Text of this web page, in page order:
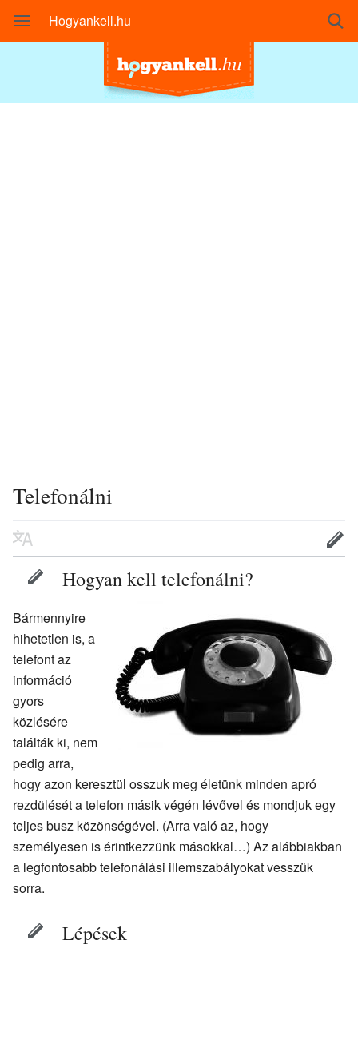
Hogyankell.hu
Telefonálni
Hogyan kell telefonálni?
Bármennyire
hihetetlen is, a
telefont az
információ
gyors
közlésére
találták ki, nem
pedig arra,
hogy azon keresztül osszuk meg életünk minden apró
rezdülését a telefon másik végén lévővel és mondjuk egy
teljes busz közönségével. (Arra való az, hogy
személyesen is érintkezzünk másokkal…) Az alábbiakban
a legfontosabb telefonálási illemszabályokat vesszük
sorra.
Lépések